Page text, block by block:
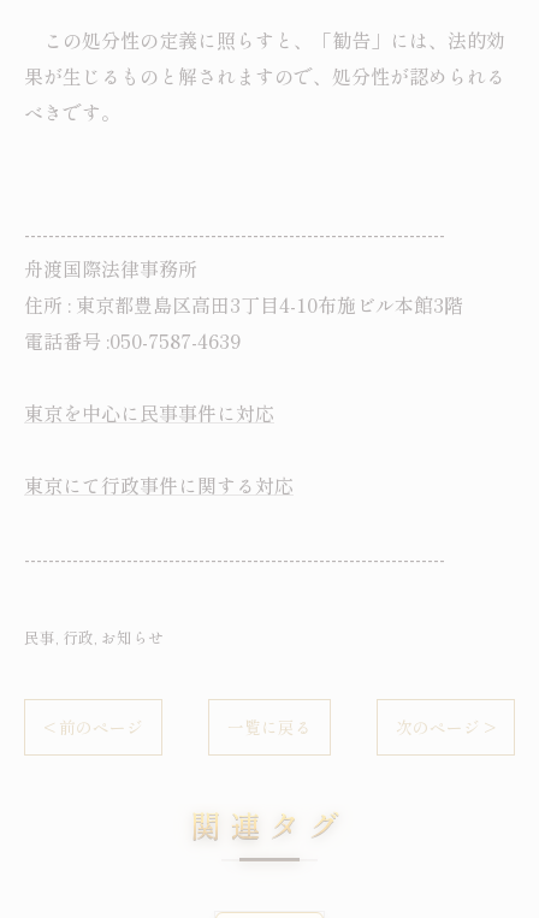
この処分性の定義に照らすと、「勧告」には、法的効
果が生じるものと解されますので、処分性が認められる
べきです。
----------------------------------------------------------------------
舟渡国際法律事務所
住所 : 東京都豊島区高田3丁目4-10布施ビル本館3階
電話番号 :050-7587-4639
東京を中心に民事事件に対応
東京にて行政事件に関する対応
----------------------------------------------------------------------
民事 行政 お知らせ
< 前のページ 一覧に戻る 次のページ >
関連タグ